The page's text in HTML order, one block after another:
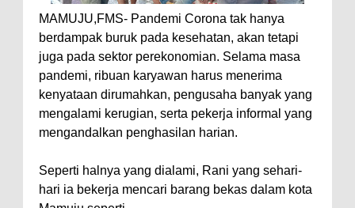
MAMUJU,FMS- Pandemi Corona tak hanya
berdampak buruk pada kesehatan, akan tetapi
juga pada sektor perekonomian. Selama masa
pandemi, ribuan karyawan harus menerima
kenyataan dirumahkan, pengusaha banyak yang
mengalami kerugian, serta pekerja informal yang
mengandalkan penghasilan harian.
Seperti halnya yang dialami, Rani yang sehari-
hari ia bekerja mencari barang bekas dalam kota